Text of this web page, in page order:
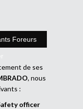
Foreurs
de ses
, nous
:
officer